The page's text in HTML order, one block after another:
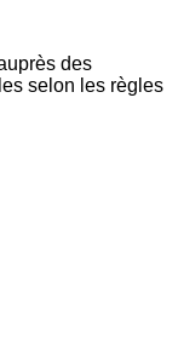
des
selon les règles